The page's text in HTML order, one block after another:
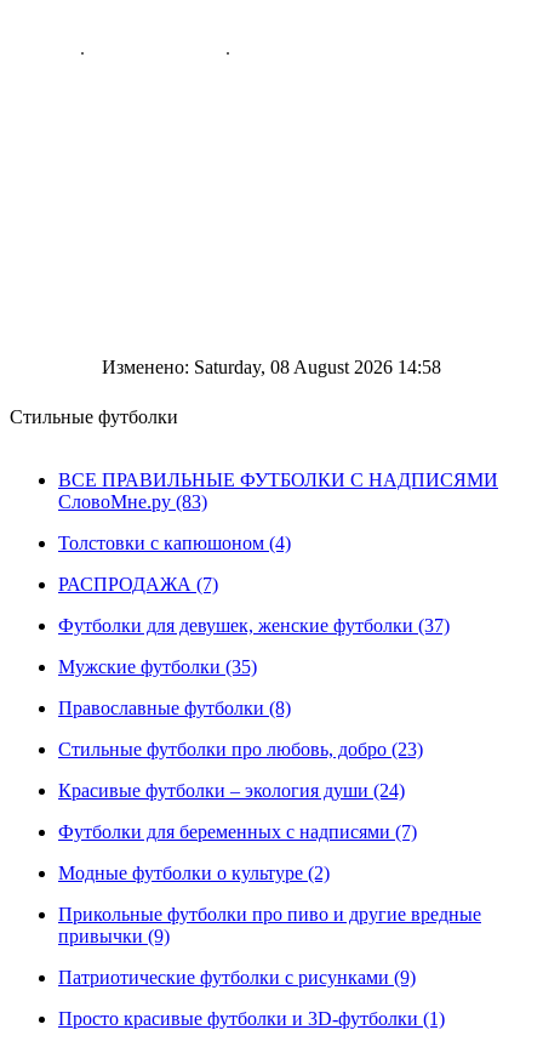
Изменено: Saturday, 08 August 2026 14:58
Стильные футболки
ВСЕ ПРАВИЛЬНЫЕ ФУТБОЛКИ С НАДПИСЯМИ
СловоМне.ру (83)
Толстовки с капюшоном (4)
РАСПРОДАЖА (7)
Футболки для девушек, женские футболки (37)
Мужские футболки (35)
Православные футболки (8)
Стильные футболки про любовь, добро (23)
Красивые футболки – экология души (24)
Футболки для беременных с надписями (7)
Модные футболки о культуре (2)
Прикольные футболки про пиво и другие вредные
привычки (9)
Патриотические футболки с рисунками (9)
Просто красивые футболки и 3D-футболки (1)